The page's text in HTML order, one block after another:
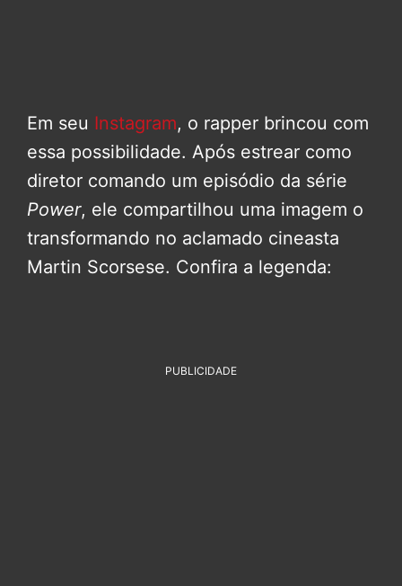
Em seu Instagram, o rapper brincou com
essa possibilidade. Após estrear como
diretor comando um episódio da série
Power, ele compartilhou uma imagem o
transformando no aclamado cineasta
Martin Scorsese. Confira a legenda:
PUBLICIDADE